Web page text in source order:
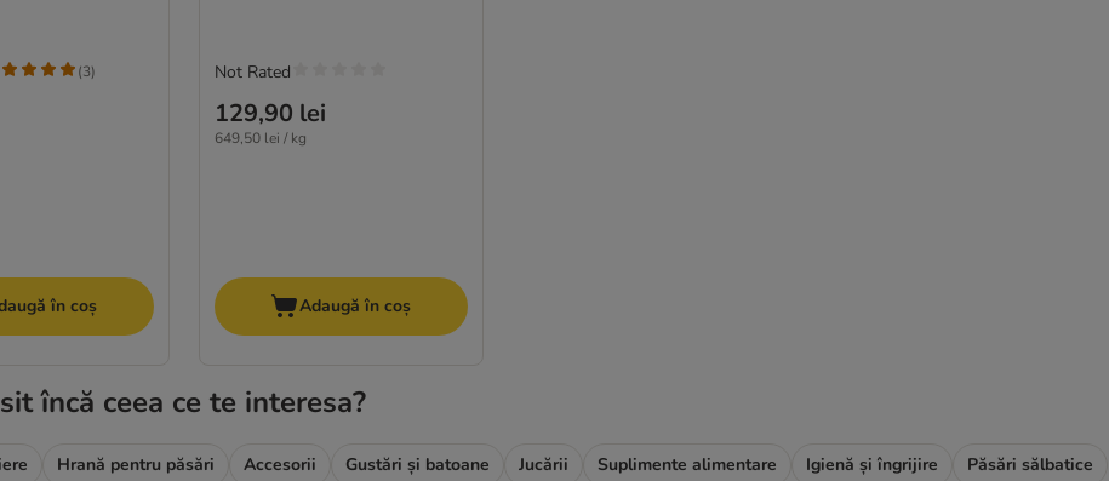
(3)
în coș
129,90 lei
649,50 lei / kg
Not Rated
Adaugă în coș
încă ceea ce te interesa?
Hrană pentru păsări Accesorii Gustări și batoane Jucării Suplimente alimentare Igienă și îngrijire
Păsări sălbatice